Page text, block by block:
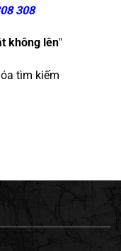
308
không lên"
tìm kiếm